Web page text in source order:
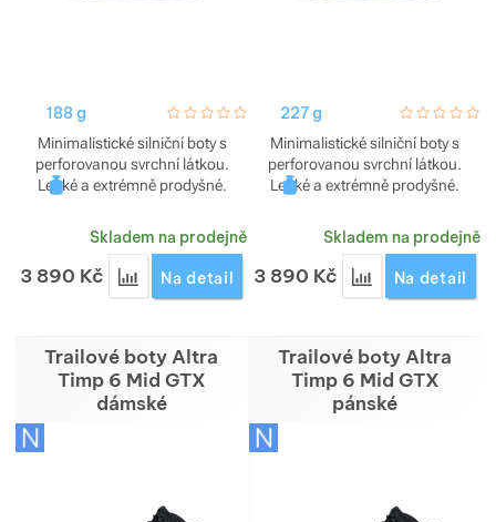
188 g hodnoceni_zakazniku
0 / 5
Minimalistické silniční boty s
perforovanou svrchní látkou.
Lehké a extrémně prodyšné.
Skladem na prodejně
3 890 Kč Přidat 'Boty Altra Escalante Racer 2 dámské' k
Na detail
227 g
0 / 5
Minimalistické silniční boty s
perforovanou svrchní látkou.
Lehké a extrémně prodyšné.
Skladem na prodejně
3 890 Kč Přidat 'Boty Altra
Na detail
Trailové boty Altra
Timp 6 Mid GTX
dámské
Trailové boty Altra
Timp 6 Mid GTX
pánské